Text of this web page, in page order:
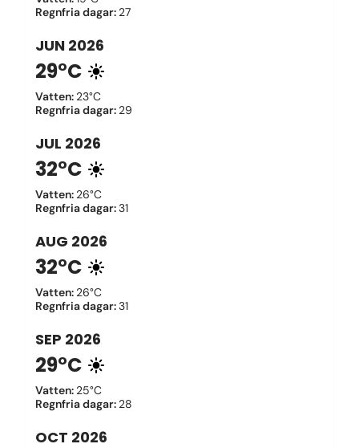
Regnfria dagar: 27
JUN 2026
29°C
Vatten: 23°C
Regnfria dagar: 29
JUL 2026
32°C
Vatten: 26°C
Regnfria dagar:31
AUG 2026
32°C
Vatten: 26°C
Regnfria dagar:31
SEP 2026
29°C
Vatten: 25°C
Regnfria dagar: 28
OCT 2026